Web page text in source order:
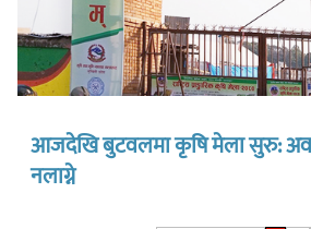
आजदेखि बुटवलमा कृषि मेला सुरु:
नलाग्ने